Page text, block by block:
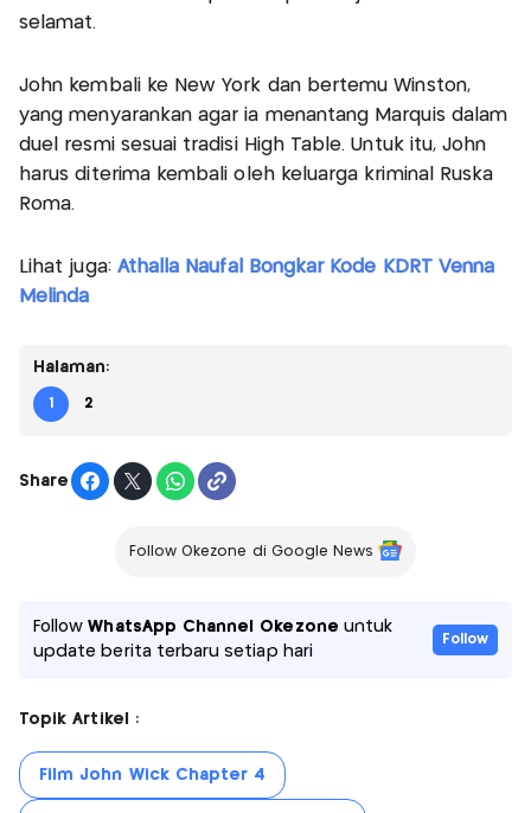
selamat.
John kembali ke New York dan bertemu Winston,
yang menyarankan agar ia menantang Marquis dalam
duel resmi sesuai tradisi High Table. Untuk itu, John
harus diterima kembali oleh keluarga kriminal Ruska
Roma.
Lihat juga: Athalla Naufal Bongkar Kode KDRT Venna
Melinda
Halaman:
1 2
Share
Follow Okezone di Google News
FollowWhatsApp Channel Okezone untuk
update berita terbaru setiap hari
Follow
Topik Artikel :
Film John Wick Chapter 4